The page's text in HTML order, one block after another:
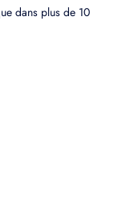
dans plus de 10